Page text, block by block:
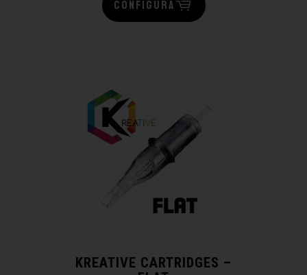
CONFIGURA
KREATIVE CARTRIDGES –